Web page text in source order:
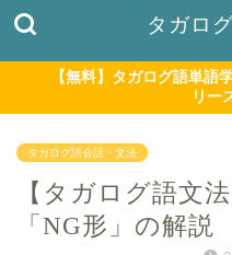
タガロ
【無料】タガログ語単語
リー
タガログ語会話・文法
【タガログ語文
「NG形」の解説